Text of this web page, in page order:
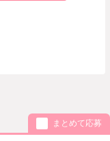
まとめて応募